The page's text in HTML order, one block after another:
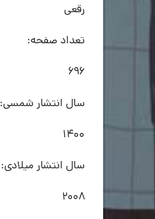
رقعی
تعداد صفحه:
696
سال انتشار شمسی:
1400
سال انتشار میلادی:
2008